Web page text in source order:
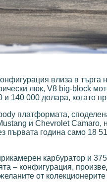
влиза в търга
люк, V8 big-block
140 000 долара, когато
платформата,
и Chevrolet Camaro,
първата година само 18
карбуратор и
– конфигурация,
от